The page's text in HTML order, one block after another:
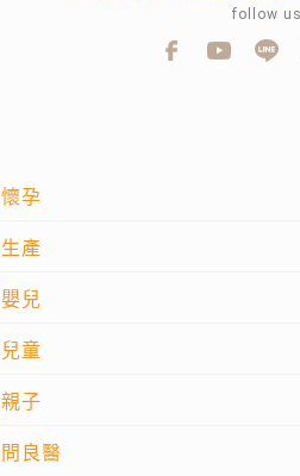
懷孕
生產
嬰兒
兒童
親子
問良醫
follow us